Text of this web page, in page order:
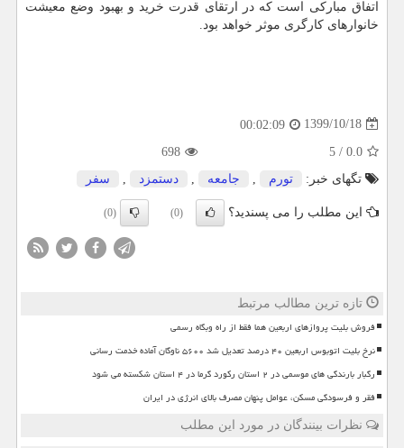
اتفاق مبارکی است که در ارتقای قدرت خرید و بهبود وضع معیشت
خانوارهای کارگری موثر خواهد بود.
1399/10/18
00:02:09
0.0
/
5
698
تگهای خبر:
تورم جامعه دستمزد سفر
این مطلب را می پسندید؟ (0)
(0)
تازه ترین مطالب مرتبط
فروش بلیت پروازهای اربعین هما فقط از راه وبگاه رسمی
نرخ بلیت اتوبوس اربعین ۴۰ درصد تعدیل شد ۵۶۰۰ ناوگان آماده خدمت رسانی
رگبار بارندگی های موسمی در ۲ استان رکورد گرما در ۴ استان شکسته می شود
فقر و فرسودگی مسکن، عوامل پنهان مصرف بالای انرژی در ایران
نظرات بینندگان در مورد این مطلب